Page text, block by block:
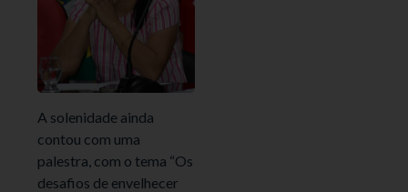
A solenidade ainda
contou com uma
palestra, com o tema “Os
desafios de envelhecer